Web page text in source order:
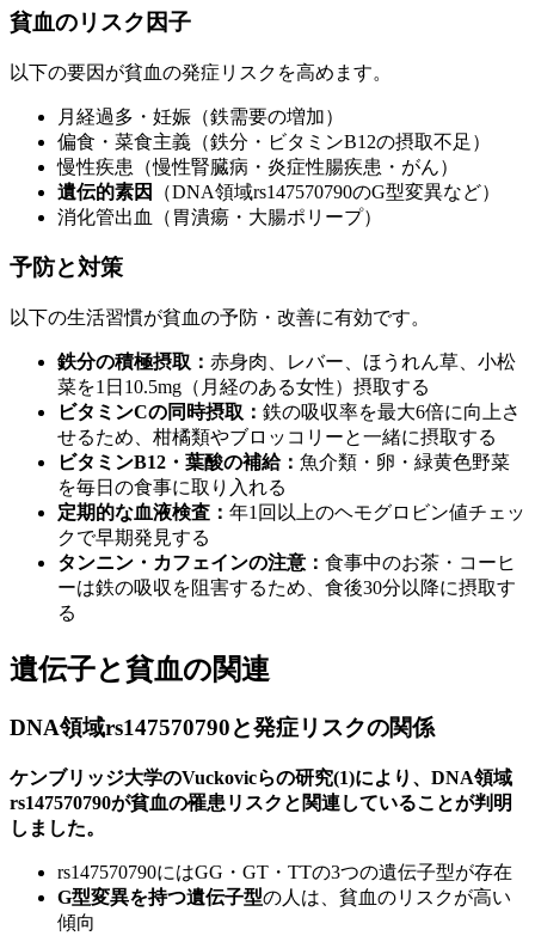
貧血のリスク因子
以下の要因が貧血の発症リスクを高めます。
月経過多・妊娠（鉄需要の増加）
偏食・菜食主義（鉄分・ビタミンB12の摂取不足）
慢性疾患（慢性腎臓病・炎症性腸疾患・がん）
遺伝的素因
（DNA領域rs147570790のG型変異など）
消化管出血（胃潰瘍・大腸ポリープ）
予防と対策
以下の生活習慣が貧血の予防・改善に有効です。
鉄分の積極摂取： 赤身肉、レバー、ほうれん草、小松
菜を1日10.5mg（月経のある女性）摂取する
ビタミンCの同時摂取： 鉄の吸収率を最大6倍に向上さ
せるため、柑橘類やブロッコリーと一緒に摂取する
ビタミンB12・葉酸の補給： 魚介類・卵・緑黄色野菜
を毎日の食事に取り入れる
定期的な血液検査： 年1回以上のヘモグロビン値チェッ
クで早期発見する
タンニン・カフェインの注意： 食事中のお茶・コーヒ
ーは鉄の吸収を阻害するため、食後30分以降に摂取す
る
遺伝子と貧血の関連
DNA領域rs147570790と発症リスクの関係
ケンブリッジ大学のVuckovicらの研究(1)により、DNA領域
rs147570790が貧血の罹患リスクと関連していることが判明
しました。
rs147570790にはGG・GT・TTの3つの遺伝子型が存在
G型変異を持つ遺伝子型の人は、貧血のリスクが高い
傾向